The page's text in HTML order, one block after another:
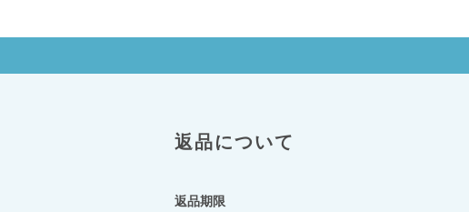
返品について
返品期限